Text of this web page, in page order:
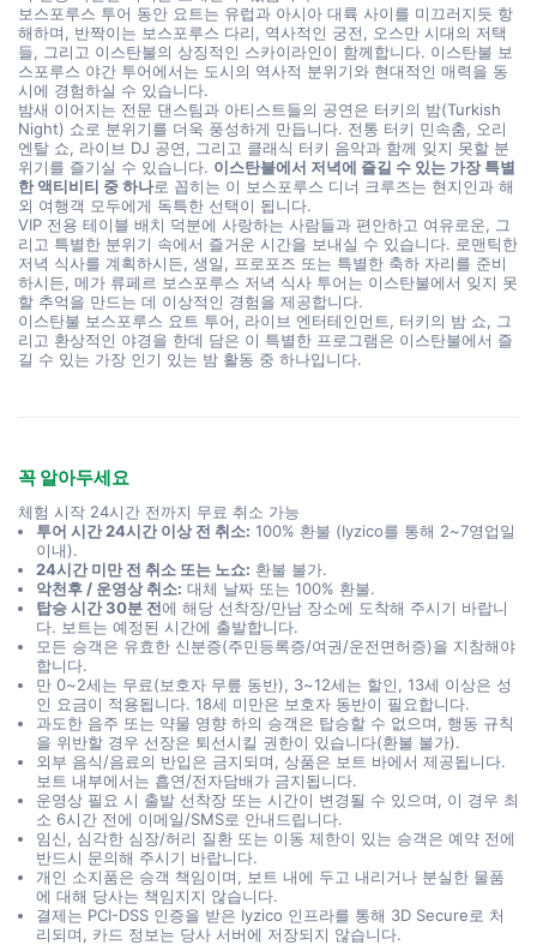
보스포루스 투어 동안 요트는 유럽과 아시아 대륙 사이를 미끄러지듯 항
해하며, 반짝이는 보스포루스 다리, 역사적인 궁전, 오스만 시대의 저택
들, 그리고 이스탄불의 상징적인 스카이라인이 함께합니다. 이스탄불 보
스포루스 야간 투어에서는 도시의 역사적 분위기와 현대적인 매력을 동
시에 경험하실 수 있습니다.
밤새 이어지는 전문 댄스팀과 아티스트들의 공연은 터키의 밤(Turkish
Night) 쇼로 분위기를 더욱 풍성하게 만듭니다. 전통 터키 민속춤, 오리
엔탈 쇼, 라이브 DJ 공연, 그리고 클래식 터키 음악과 함께 잊지 못할 분
위기를 즐기실 수 있습니다. 이스탄불에서 저녁에 즐길 수 있는 가장 특별
한 액티비티 중 하나로 꼽히는 이 보스포루스 디너 크루즈는 현지인과 해
외 여행객 모두에게 독특한 선택이 됩니다.
VIP 전용 테이블 배치 덕분에 사랑하는 사람들과 편안하고 여유로운, 그
리고 특별한 분위기 속에서 즐거운 시간을 보내실 수 있습니다. 로맨틱한
저녁 식사를 계획하시든, 생일, 프로포즈 또는 특별한 축하 자리를 준비
하시든, 메가 류페르 보스포루스 저녁 식사 투어는 이스탄불에서 잊지 못
할 추억을 만드는 데 이상적인 경험을 제공합니다.
이스탄불 보스포루스 요트 투어, 라이브 엔터테인먼트, 터키의 밤 쇼, 그
리고 환상적인 야경을 한데 담은 이 특별한 프로그램은 이스탄불에서 즐
길 수 있는 가장 인기 있는 밤 활동 중 하나입니다.
꼭 알아두세요
체험 시작 24시간 전까지 무료 취소 가능
투어 시간 24시간 이상 전 취소: 100% 환불 (Iyzico를 통해 2~7영업일
이내).
24시간 미만 전 취소 또는 노쇼: 환불 불가.
악천후 / 운영상 취소: 대체 날짜 또는 100% 환불.
탑승 시간 30분 전에 해당 선착장/만남 장소에 도착해 주시기 바랍니
다. 보트는 예정된 시간에 출발합니다.
모든 승객은 유효한 신분증(주민등록증/여권/운전면허증)을 지참해야
합니다.
만 0~2세는 무료(보호자 무릎 동반), 3~12세는 할인, 13세 이상은 성
인 요금이 적용됩니다. 18세 미만은 보호자 동반이 필요합니다.
과도한 음주 또는 약물 영향 하의 승객은 탑승할 수 없으며, 행동 규칙
을 위반할 경우 선장은 퇴선시킬 권한이 있습니다(환불 불가).
외부 음식/음료의 반입은 금지되며, 상품은 보트 바에서 제공됩니다.
보트 내부에서는 흡연/전자담배가 금지됩니다.
운영상 필요 시 출발 선착장 또는 시간이 변경될 수 있으며, 이 경우 최
소 6시간 전에 이메일/SMS로 안내드립니다.
임신, 심각한 심장/허리 질환 또는 이동 제한이 있는 승객은 예약 전에
반드시 문의해 주시기 바랍니다.
개인 소지품은 승객 책임이며, 보트 내에 두고 내리거나 분실한 물품
에 대해 당사는 책임지지 않습니다.
결제는 PCI-DSS 인증을 받은 Iyzico 인프라를 통해 3D Secure로 처
리되며, 카드 정보는 당사 서버에 저장되지 않습니다.